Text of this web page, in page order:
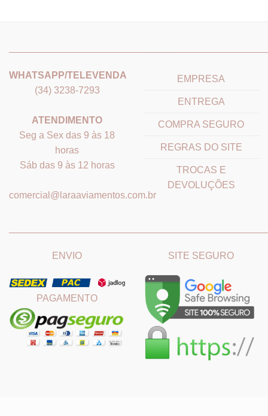
WHATSAPP/TELEVENDA
(34) 3238-7293
ATENDIMENTO
Seg a Sex das 9 às 18
horas
Sáb das 9 às 12 horas
comercial@laraaviamentos.com.br
EMPRESA
ENTREGA
COMPRA SEGURO
REGRAS DO SITE
TROCAS E
DEVOLUÇÕES
ENVIO
PAGAMENTO
SITE SEGURO